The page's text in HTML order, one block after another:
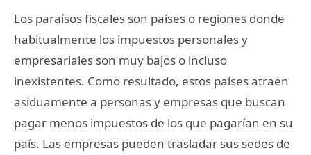
Los paraísos fiscales son países o regiones donde
habitualmente los impuestos personales y
empresariales son muy bajos o incluso
inexistentes. Como resultado, estos países atraen
asiduamente a personas y empresas que buscan
pagar menos impuestos de los que pagarían en su
país. Las empresas pueden trasladar sus sedes de